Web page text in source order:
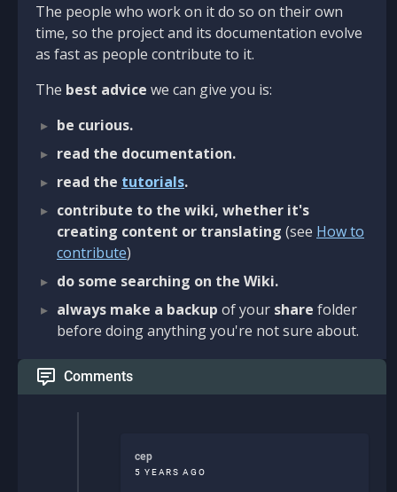
The people who work on it do so on their own
time, so the project and its documentation evolve
as fast as people contribute to it.
The best advice we can give you is:
be curious.
read the documentation.
read the tutorials.
contribute to the wiki, whether it's
creating content or translating (see How to
contribute)
do some searching on the Wiki.
always make a backup of your share folder
before doing anything you're not sure about.
Comments
cep
5 YEARS AGO